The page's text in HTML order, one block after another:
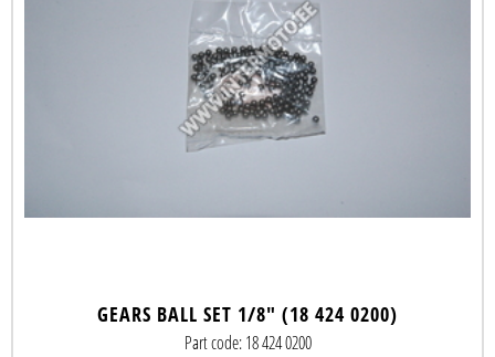
GEARS BALL SET 1/8" (18 424 0200)
Part code: 18 424 0200